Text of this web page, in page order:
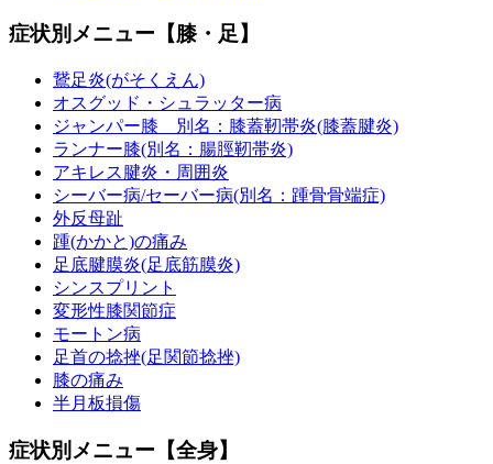
症状別メニュー【膝・足】
鵞足炎(がそくえん)
オスグッド・シュラッター病
ジャンパー膝 別名：膝蓋靭帯炎(膝蓋腱炎)
ランナー膝(別名：腸脛靭帯炎)
アキレス腱炎・周囲炎
シーバー病/セーバー病(別名：踵骨骨端症)
外反母趾
踵(かかと)の痛み
足底腱膜炎(足底筋膜炎)
シンスプリント
変形性膝関節症
モートン病
足首の捻挫(足関節捻挫)
膝の痛み
半月板損傷
症状別メニュー【全身】